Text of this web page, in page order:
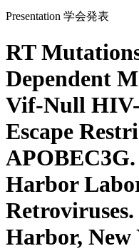
Presentation 学会発表
RT
Dependent
Vif-Null HIV-
Escape
Harbor
Harbor, New